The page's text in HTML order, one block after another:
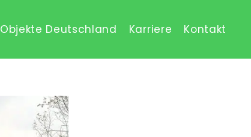
Objekte Deutschland Karriere Kontakt